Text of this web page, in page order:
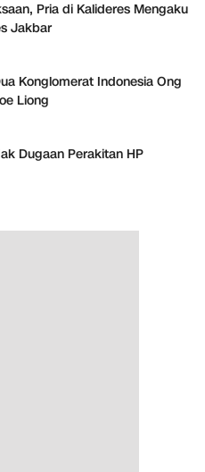
Pria di Kalideres Mengaku
Jakbar
Konglomerat Indonesia Ong
Liong
Dugaan Perakitan HP